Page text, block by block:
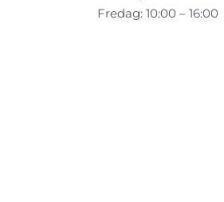
Fredag: 10:00 – 16:00